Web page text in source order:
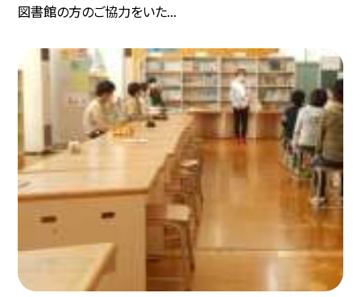
図書館の方のご協力をいた...